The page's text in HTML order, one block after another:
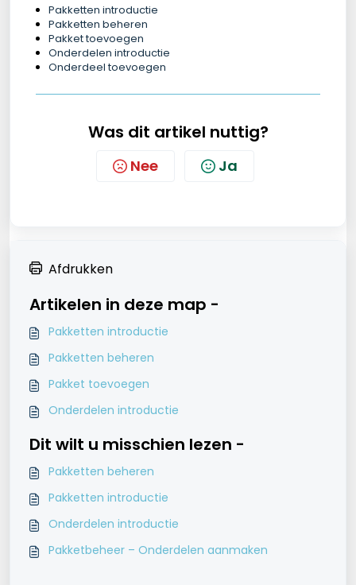
Pakketten introductie
Pakketten beheren
Pakket toevoegen
Onderdelen introductie
Onderdeel toevoegen
Was dit artikel nuttig?
Nee Ja
Afdrukken
Artikelen in deze map -
Pakketten introductie
Pakketten beheren
Pakket toevoegen
Onderdelen introductie
Dit wilt u misschien lezen -
Pakketten beheren
Pakketten introductie
Onderdelen introductie
Pakketbeheer – Onderdelen aanmaken